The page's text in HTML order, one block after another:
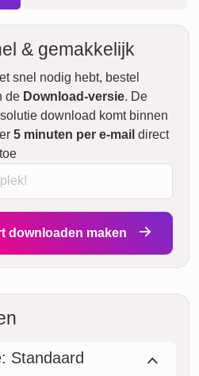
& gemakkelijk
snel nodig hebt, bestel
de Download-versie. De
download komt binnen
5 minuten per e-mail direct
downloaden maken
Standaard